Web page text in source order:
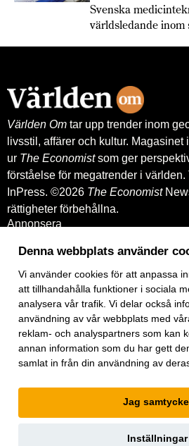
Svenska
världsledande
Världen Om tar upp trender inom
livsstil, affärer och kultur.
ur The Economistsom ger
förståelse för megatrender i
InPress. ©2026 The Economist
rättigheter förbehållna.
Annonsera
Kontakt
Köp tidigare nummer
www.inpress.com
E-tidningen
Om cookies
Vår integritetspolicy
Prenumerationsvillkor
E-tidningen
Facebook
Linkedin
Denna webbplats använder
Vi använder cookiesför att anpassa
att tillhandahålla funktioner i sociala
analysera vår trafik. Vi delar också
användning av vår webbplats med
reklam- och analyspartners som kan
annan information som du har gett
samlat in från din användning av
Jag
Inställningar